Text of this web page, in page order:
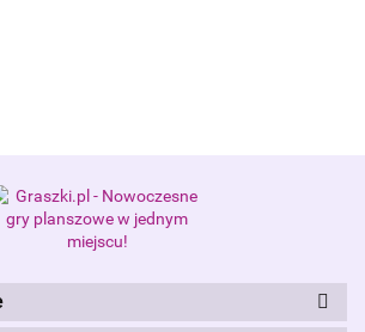
– producent gier
planszowych i RPG